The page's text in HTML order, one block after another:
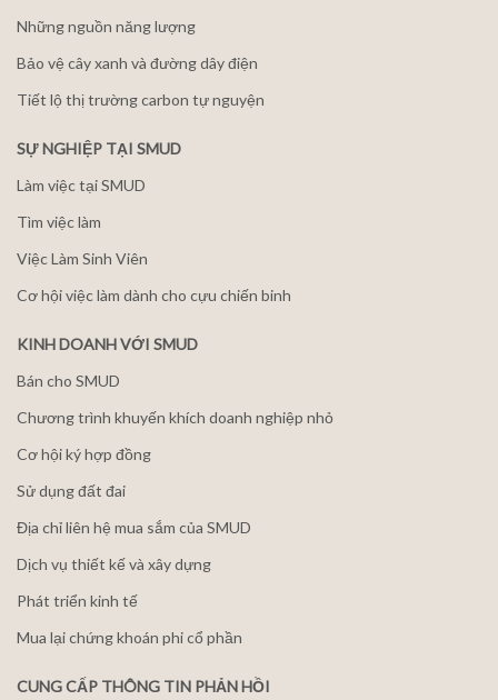
Những nguồn năng lượng
Bảo vệ cây xanh và đường dây điện
Tiết lộ thị trường carbon tự nguyện
SỰ NGHIỆP TẠI SMUD
Làm việc tại SMUD
Tìm việc làm
Việc Làm Sinh Viên
Cơ hội việc làm dành cho cựu chiến binh
KINH DOANH VỚI SMUD
Bán cho SMUD
Chương trình khuyến khích doanh nghiệp nhỏ
Cơ hội ký hợp đồng
Sử dụng đất đai
Địa chỉ liên hệ mua sắm của SMUD
Dịch vụ thiết kế và xây dựng
Phát triển kinh tế
Mua lại chứng khoán phi cổ phần
CUNG CẤP THÔNG TIN PHẢN HỒI